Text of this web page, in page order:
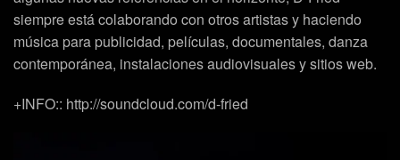
siempre está colaborando con otros artistas y haciendo
música para publicidad, películas, documentales, danza
contemporánea, instalaciones audiovisuales y sitios web.
+INFO:: http://soundcloud.com/d-fried